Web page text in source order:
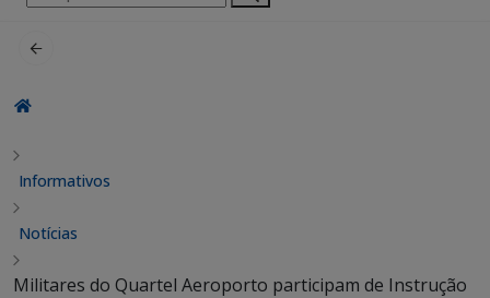
por:
Informativos
Notícias
Militares do Quartel Aeroporto participam de Instrução